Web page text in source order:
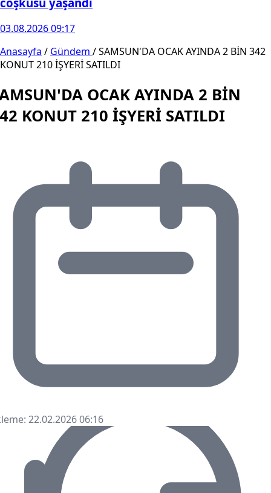
03.08.2026 09:17
Anasayfa / Gündem /SAMSUN'DA OCAK AYINDA 2 BİN 342
KONUT 210 İŞYERİ SATILDI
OCAK AYINDA 2 BİN
KONUT 210 İŞYERİ SATILDI
22.02.2026 06:16